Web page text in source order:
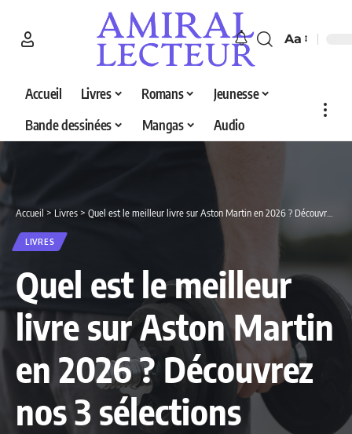
Aa
Accueil Livres Romans
Jeunesse
Bande dessinées
Mangas Audio
Accueil > Livres> Quel est le meilleur livre sur Aston Martin en 2026 ? Découvrez nos 3 sélections
LIVRES
Quel est le meilleur
livre sur Aston Martin
en 2026 ? Découvrez
nos 3 sélections